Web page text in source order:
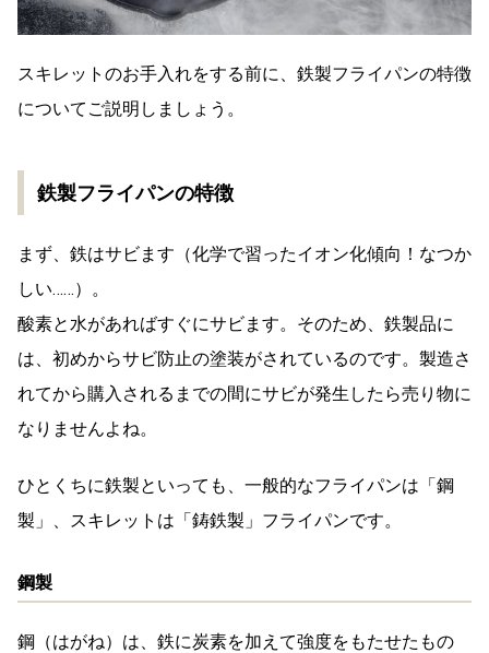
スキレットのお手入れをする前に、鉄製フライパンの特徴
についてご説明しましょう。
鉄製フライパンの特徴
まず、鉄はサビます（化学で習ったイオン化傾向！なつか
しい……）。
酸素と水があればすぐにサビます。そのため、鉄製品に
は、初めからサビ防止の塗装がされているのです。製造さ
れてから購入されるまでの間にサビが発生したら売り物に
なりませんよね。
ひとくちに鉄製といっても、一般的なフライパンは「鋼
製」、スキレットは「鋳鉄製」フライパンです。
鋼製
鋼（はがね）は、鉄に炭素を加えて強度をもたせたもの